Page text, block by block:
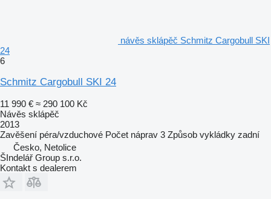
návěs sklápěč Schmitz Cargobull SKI
24
6
Schmitz Cargobull SKI 24
11 990 € ≈ 290 100 Kč
Návěs sklápěč
2013
Zavěšení péra/vzduchové Počet náprav 3 Způsob vykládky zadní
Česko, Netolice
ŠIndelář Group s.r.o.
Kontakt s dealerem